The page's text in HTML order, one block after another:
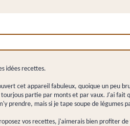
idées recettes.
cet appareil fabuleux, quoique un peu
partie par monts et par vaux. J'ai
prendre, mais si je tape soupe de
vos recettes, j'aimerais bien profiter